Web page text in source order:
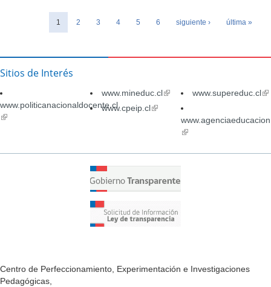
Páginas
1 2 3 4 5 6 siguiente › última »
Sitios de Interés
www.politicanacionaldocente.cl
(link
www.mineduc.cl(link
external)
www.supereduc.cl
www.cpeip.cl(link
external)(link
external)
Centro de Perfeccionamiento, Experimentación e Investigaciones
Pedagógicas,